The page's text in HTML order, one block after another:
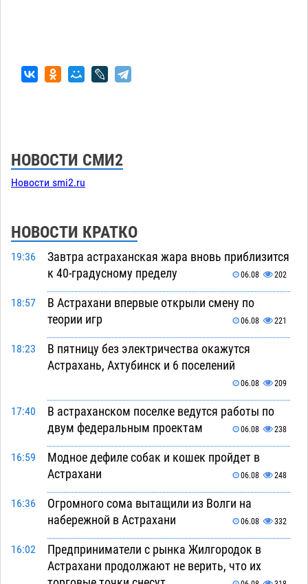
НОВОСТИ СМИ2
Новости smi2.ru
НОВОСТИ КРАТКО
19:36
Завтра астраханская жара вновь приблизится
к 40-градусному пределу
06.08 202
18:57
В Астрахани впервые открыли смену по
теории игр
06.08 221
18:23
В пятницу без электричества окажутся
Астрахань, Ахтубинск и 6 поселений
06.08 209
17:40
В астраханском поселке ведутся работы по
двум федеральным проектам
06.08 238
16:59
Модное дефиле собак и кошек пройдет в
Астрахани
06.08 248
16:36
Огромного сома вытащили из Волги на
набережной в Астрахани
06.08 332
16:02
Предприниматели с рынка Жилгородок в
Астрахани продолжают не верить, что их